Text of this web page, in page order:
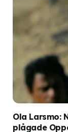
Ola Larsmo:
plågade